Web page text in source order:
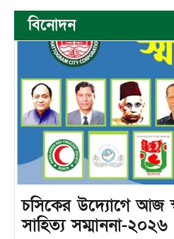
বিনোদন
চসিকের উদ্যোগে আজ
সাহিত্য সম্মাননা-২০২৬